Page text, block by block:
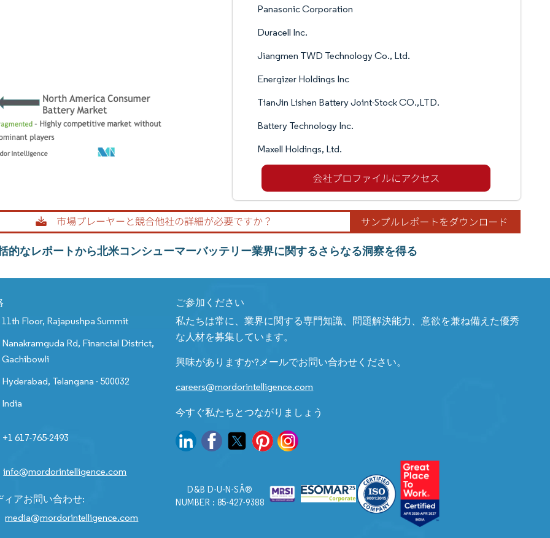
Panasonic Corporation
Duracell Inc.
Jiangmen TWD Technology Co., Ltd.
Energizer Holdings Inc
TianJin Lishen Battery Joint-Stock CO.,LTD.
Battery Technology Inc.
Maxell Holdings, Ltd.
的なレポートから北米コンシューマーバッテリー業界に関するさらなる洞察を得る
11th Floor, Rajapushpa Summit
Nanakramguda Rd, Financial District,
Gachibowli
Hyderabad, Telangana - 500032
India
+1 617-765-2493
info@mordorintelligence.com
ィアお問い合わせ:
media@mordorintelligence.com
ご参加ください
私たちは常に、業界に関する専門知識、問題解決能力、意欲を兼ね備えた優秀
な人材を募集しています。
興味がありますか?メールでお問い合わせください。
careers@mordorintelligence.com
今すぐ私たちとつながりましょう
D&B D-U-N-SÂ®
NUMBER : 85-427-9388